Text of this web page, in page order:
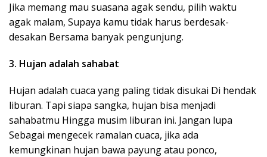
Jika memang mau suasana agak sendu, pilih waktu
agak malam, Supaya kamu tidak harus berdesak-
desakan Bersama banyak pengunjung.
3. Hujan adalah sahabat
Hujan adalah cuaca yang paling tidak disukai Di hendak
liburan. Tapi siapa sangka, hujan bisa menjadi
sahabatmu Hingga musim liburan ini. Jangan lupa
Sebagai mengecek ramalan cuaca, jika ada
kemungkinan hujan bawa payung atau ponco,